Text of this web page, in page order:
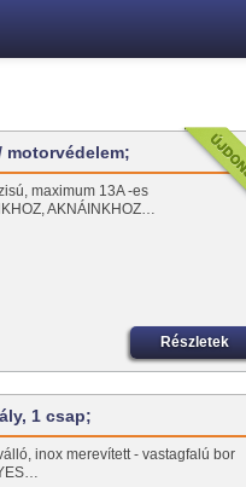
motorvédelem;
maximum 13A -es
AKNÁINKHOZ…
Részletek
1 csap;
inox merevített - vastagfalú bor